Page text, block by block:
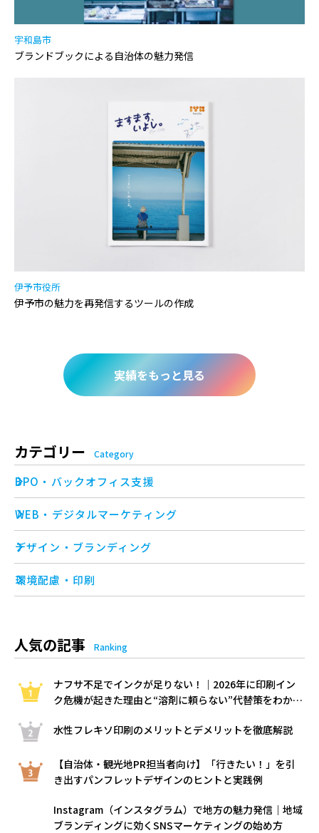
宇和島市
ブランドブックによる自治体の魅力発信
伊予市役所
伊予市の魅力を再発信するツールの作成
実績をもっと見る
カテゴリー Category
BPO・バックオフィス支援
WEB・デジタルマーケティング
デザイン・ブランディング
環境配慮・印刷
人気の記事 Ranking
ナフサ不足でインクが足りない！｜2026年に印刷イン
ク危機が起きた理由と“溶剤に頼らない”代替策をわかり
水性フレキソ印刷のメリットとデメリットを徹底解説
【自治体・観光地PR担当者向け】「行きたい！」を引
き出すパンフレットデザインのヒントと実践例
Instagram（インスタグラム）で地方の魅力発信｜地域
ブランディングに効くSNSマーケティングの始め方